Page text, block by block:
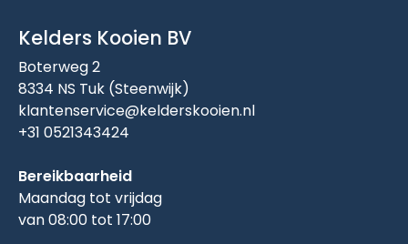
Kelders Kooien BV
Boterweg 2
8334 NS Tuk (Steenwijk)
klantenservice@kelderskooien.nl
+31 0521343424
Bereikbaarheid
Maandag tot vrijdag
van 08:00 tot 17:00